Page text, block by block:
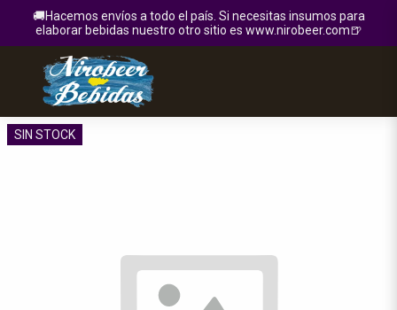
🚚Hacemos envíos a todo el país. Si necesitas insumos para
elaborar bebidas nuestro otro sitio es www.nirobeer.com🍺
SIN STOCK